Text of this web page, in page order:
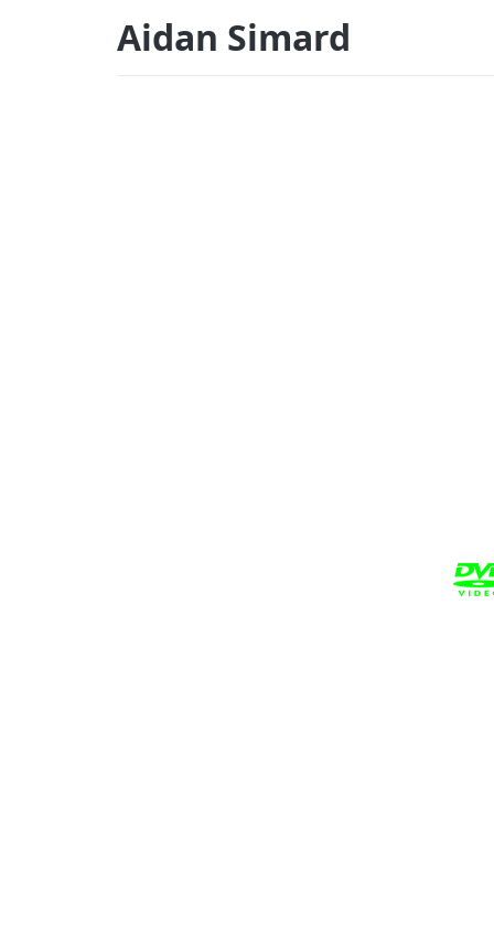
Aidan Simard